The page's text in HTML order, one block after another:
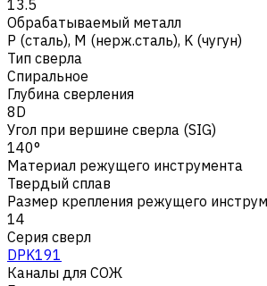
13.5
Обрабатываемый металл
Р (сталь), M (нерж.сталь), K (чугун)
Тип сверла
Спиральное
Глубина сверления
8D
Угол при вершине сверла (SIG)
140°
Материал режущего инструмента
Твердый сплав
Размер крепления режущего
14
Серия сверл
DPK191
Каналы для СОЖ